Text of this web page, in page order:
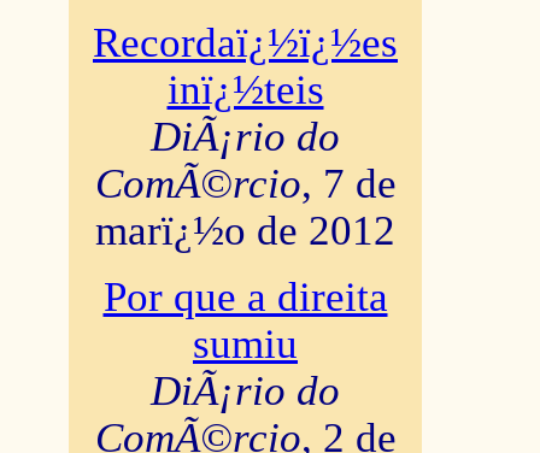
Recordaï¿½ï¿½es
inï¿½teis
DiÃ¡rio do
ComÃ©rcio, 7 de
marï¿½o de 2012
Por que a direita
sumiu
DiÃ¡rio do
ComÃ©rcio, 2 de